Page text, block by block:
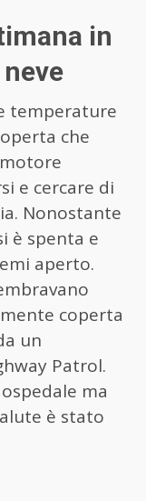
in
temperature
che
e cercare di
Nonostante
è spenta e
aperto.
coperta
un
Patrol.
ma
è stato